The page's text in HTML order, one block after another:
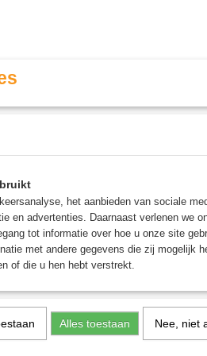
ROLE PLAYING GAMES
het aanbieden van sociale
en advertenties. Daarnaast verlenen we
tot informatie over hoe u onze site
met andere gegevens die zij mogelijk
of die u hen hebt verstrekt.
Alles toestaan Nee, niet